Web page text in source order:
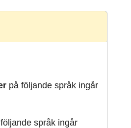
på följande språk ingår
språk ingår